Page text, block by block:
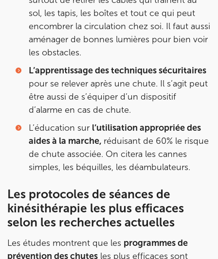
sol, les tapis, les boîtes et tout ce qui peut
encombrer la circulation chez soi. Il faut aussi
aménager de bonnes lumières pour bien voir
les obstacles.
L’apprentissage des techniques sécuritaires
pour se relever après une chute. Il s’agit peut
être aussi de s’équiper d’un dispositif
d’alarme en cas de chute.
L’éducation sur l’utilisation appropriée des
aides à la marche, réduisant de 60% le risque
de chute associée. On citera les cannes
simples, les béquilles, les déambulateurs.
Les protocoles de séances de
kinésithérapie les plus efficaces
selon les recherches actuelles
Les études montrent que les programmes de
prévention des chutes les plus efficaces sont